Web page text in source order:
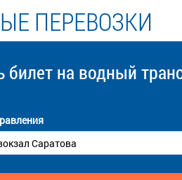
ПЕРЕВОЗКИ
билет на водный